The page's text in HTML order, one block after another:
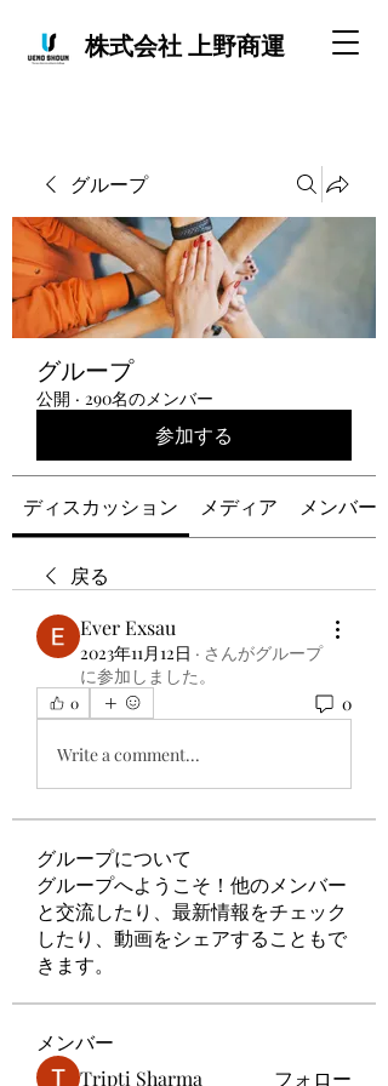
株式会社 上野商運
グループ
グループ
公開 · 290名のメンバー
参加する
ディスカッション メディア メンバー
戻る
Ever Exsau
2023年11月12日 · さんがグループ
に参加しました。
0 0
Write a comment...
グループについて
グループへようこそ！他のメンバー
と交流したり、最新情報をチェック
したり、動画をシェアすることもで
きます。
メンバー
Tripti Sharma
フォロー